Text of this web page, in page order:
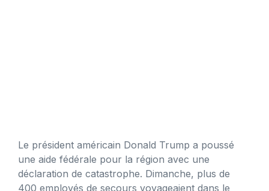
Le président américain Donald Trump a poussé
une aide fédérale pour la région avec une
déclaration de catastrophe. Dimanche, plus de
400 employés de secours voyageaient dans le